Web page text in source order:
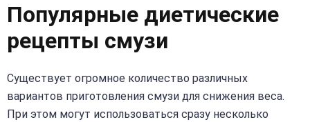
Популярные диетические
рецепты смузи
Существует огромное количество различных
вариантов приготовления смузи для снижения веса.
При этом могут использоваться сразу несколько